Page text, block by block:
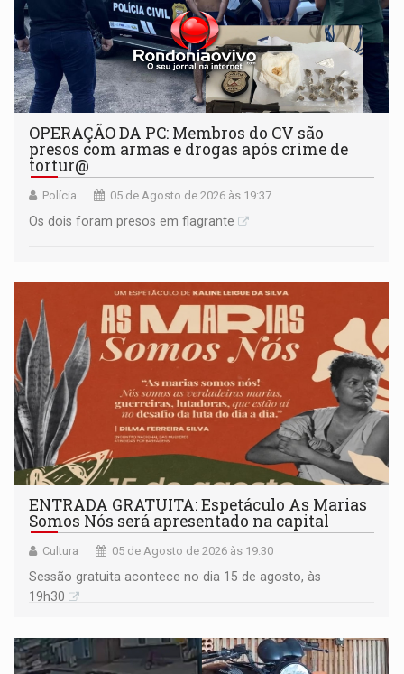
OPERAÇÃO DA PC: Membros do CV são
presos com armas e drogas após crime de
tortur@
Polícia 05 de Agosto de 2026 às 19:37
Os dois foram presos em flagrante
ENTRADA GRATUITA: Espetáculo As Marias
Somos Nós será apresentado na capital
Cultura 05 de Agosto de 2026 às 19:30
Sessão gratuita acontece no dia 15 de agosto, às
19h30